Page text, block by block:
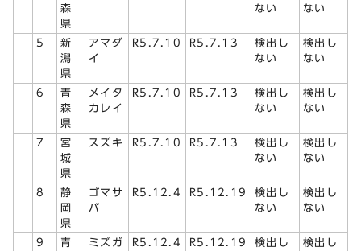
森
県
ない
ない
5
新
潟
県
アマダ
イ
R5.7.10 R5.7.13
検出し
ない
検出し
ない
6
青
森
県
メイタ
カレイ
R5.7.10 R5.7.13
検出し
ない
検出し
ない
7
宮
城
県
スズキ R5.7.10 R5.7.13
検出し
ない
検出し
ない
8
静
岡
県
ゴマサ
バ
R5.12.4 R5.12.19
検出し
ない
検出し
ない
9
青
ミズガ
R5.12.4 R5.12.19
検出し
検出し